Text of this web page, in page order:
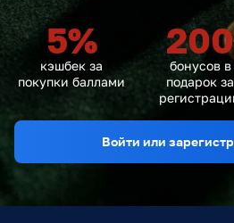
5%
кэшбек за
покупки баллами
200
бонусов в
подарок за
Войти или